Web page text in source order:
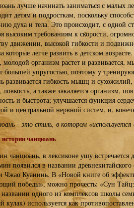
лучше начинать заниматься с малых
детям и подросткам, поскольку
духа и тела. Это происходит, с одной
высоким требованиям к скорости,
движении, высокой гибкости и
которые легче развить в детском
молодой организм растет и развивается,
большей упругостью, поэтому у
развивается гибкость мышц и сухожилий,
ловкость, а также закаляется организм,
и быстрота; улучшается функция
и центральной нервной систем, и,
- это стиль, в котором «используется
чанцюань
чанцюань, в лексиконе ушу
появился в названии
Чжао Куанинь. В «Новой книге об
победы», можно прочесть: «Сун
одного из комплексов школы
кулак) используется как